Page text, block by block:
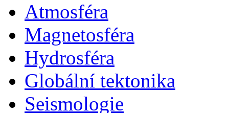
Atmosféra
Magnetosféra
Hydrosféra
Globální tektonika
Seismologie